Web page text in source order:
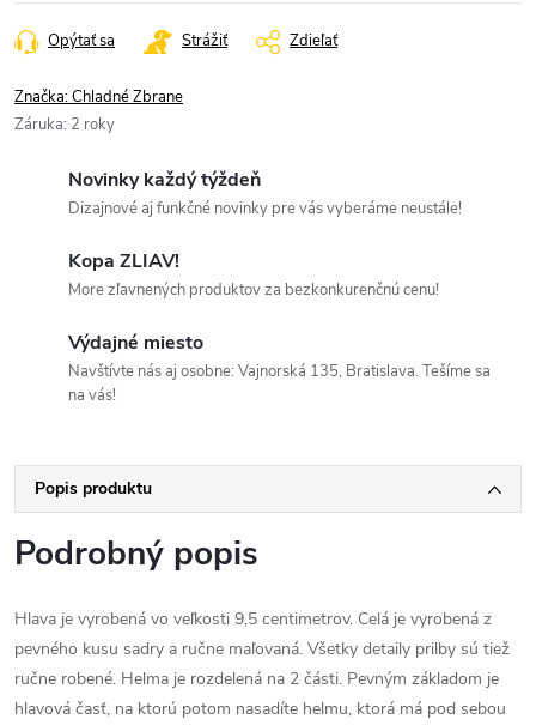
Opýtať sa Strážiť Zdieľať
Značka:Chladné Zbrane
Záruka: 2 roky
Novinky každý týždeň
Dizajnové aj funkčné novinky pre vás vyberáme neustále!
Kopa ZLIAV!
More zľavnených produktov za bezkonkurenčnú cenu!
Výdajné miesto
Navštívte nás aj osobne: Vajnorská 135, Bratislava. Tešíme sa
na vás!
Popis produktu
Podrobný popis
Hlava je vyrobená vo veľkosti 9,5 centimetrov. Celá je vyrobená z
pevného kusu sadry a ručne maľovaná. Všetky detaily prilby sú tiež
ručne robené. Helma je rozdelená na 2 části. Pevným základom je
hlavová časť, na ktorú potom nasadíte helmu, ktorá má pod sebou